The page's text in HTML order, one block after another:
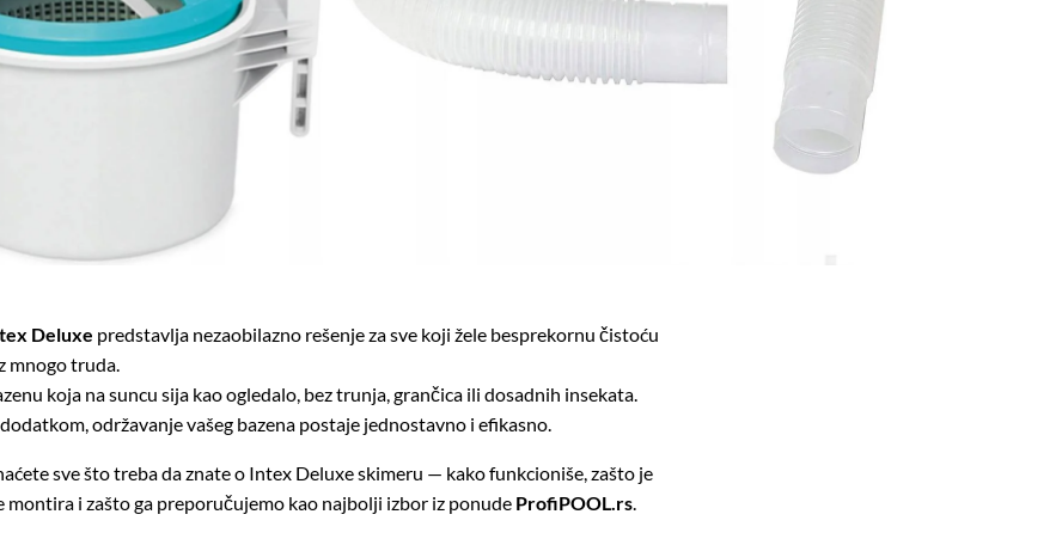
Deluxe predstavlja nezaobilazno rešenje za sve koji žele besprekornu čistoću
mnogo truda.
koja na suncu sija kao ogledalo, bez trunja, grančica ili dosadnih insekata.
održavanje vašeg bazena postaje jednostavno i efikasno.
sve što treba da znate o Intex Deluxe skimeru — kako funkcioniše, zašto je
montira i zašto ga preporučujemo kao najbolji izbor iz ponude ProfiPOOL.rs.